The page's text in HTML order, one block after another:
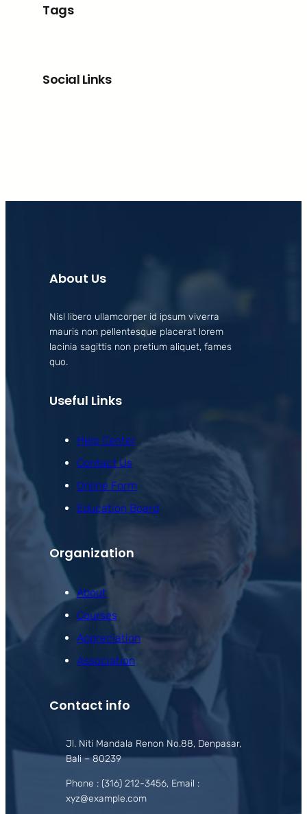
Tags
Social Links
About Us
Nisl libero ullamcorper id ipsum viverra
mauris non pellentesque placerat lorem
lacinia sagittis non pretium aliquet, fames
quo.
Useful Links
Help Center
Contact Us
Online Form
Education Board
Organization
About
Courses
Appreciation
Association
Contact info
Jl. Niti Mandala Renon No.88, Denpasar,
Bali – 80239
Phone : (316) 212-3456, Email :
xyz@example.com